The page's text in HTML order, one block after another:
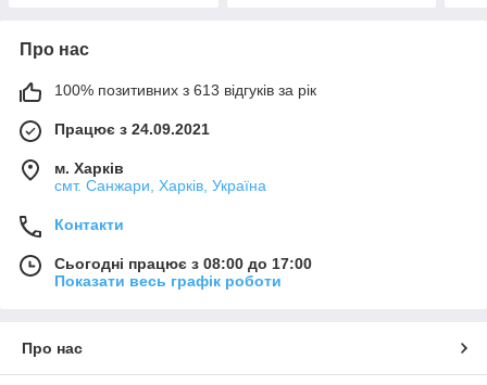
Про нас
100% позитивних з 613 відгуків за рік
Працює з 24.09.2021
м. Харків
смт. Санжари, Харків, Україна
Контакти
Сьогодні працює з 08:00 до 17:00
Показати весь графік роботи
Про нас